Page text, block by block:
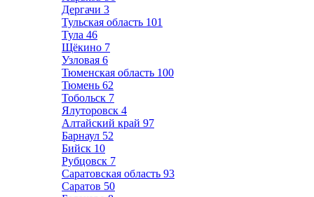
Дергачи 3
Тульская область 101
Тула 46
Щёкино 7
Узловая 6
Тюменская область 100
Тюмень 62
Тобольск 7
Ялуторовск 4
Алтайский край 97
Барнаул 52
Бийск 10
Рубцовск 7
Саратовская область 93
Саратов 50